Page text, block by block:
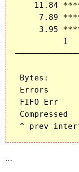
11.84
7.89
3.95
1
Bytes:
Errors
FIFO Err
…